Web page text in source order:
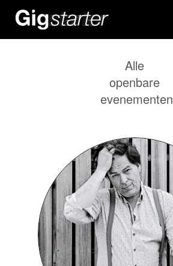
Alle
openbare
evenementen